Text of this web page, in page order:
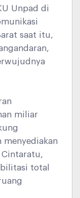
Unpad di
saat itu,
miliar
menyediakan
Cintaratu,
total